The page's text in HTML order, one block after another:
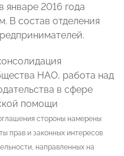
январе 2016 года
В состав отделения
НАО, работа над
в сфере
помощи
стороны намерены
прав и законных интересов
направленных на